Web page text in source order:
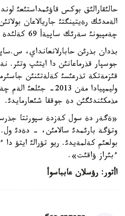
حالئقارالئق بوكس قاؤئمداستئعئ
الةمدئك رةيتينگتئ جاريالاعان
چةمپيونئ سةرئك ساپيةأ 69 كةلئدة كوش باستاپ تذر.
بذدان بذرئن حابارلانعانداي،
جوسپار قذرماعانئن دا ايتئپ وتئر.
وليمپيادا مةن 2013-
مذمكئندئگئن دة جوققا شئعارمايدئ.
«ةگةر دة سول كةزدة سپورتتا
وتؤگة بارئمدئ سالامئن، - دةدئ
ءبئراز ؤاقئت».
اأتور: رؤسلان عابباسوأ